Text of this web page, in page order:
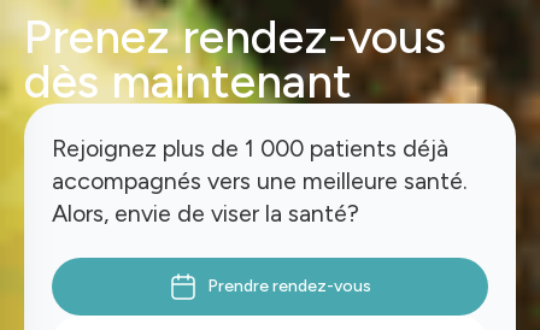
Prenez rendez-vous
dès maintenant
Rejoignez plus de 1 000 patients déjà
accompagnés vers une meilleure santé.
Alors, envie de viser la santé?
Prendre rendez-vous